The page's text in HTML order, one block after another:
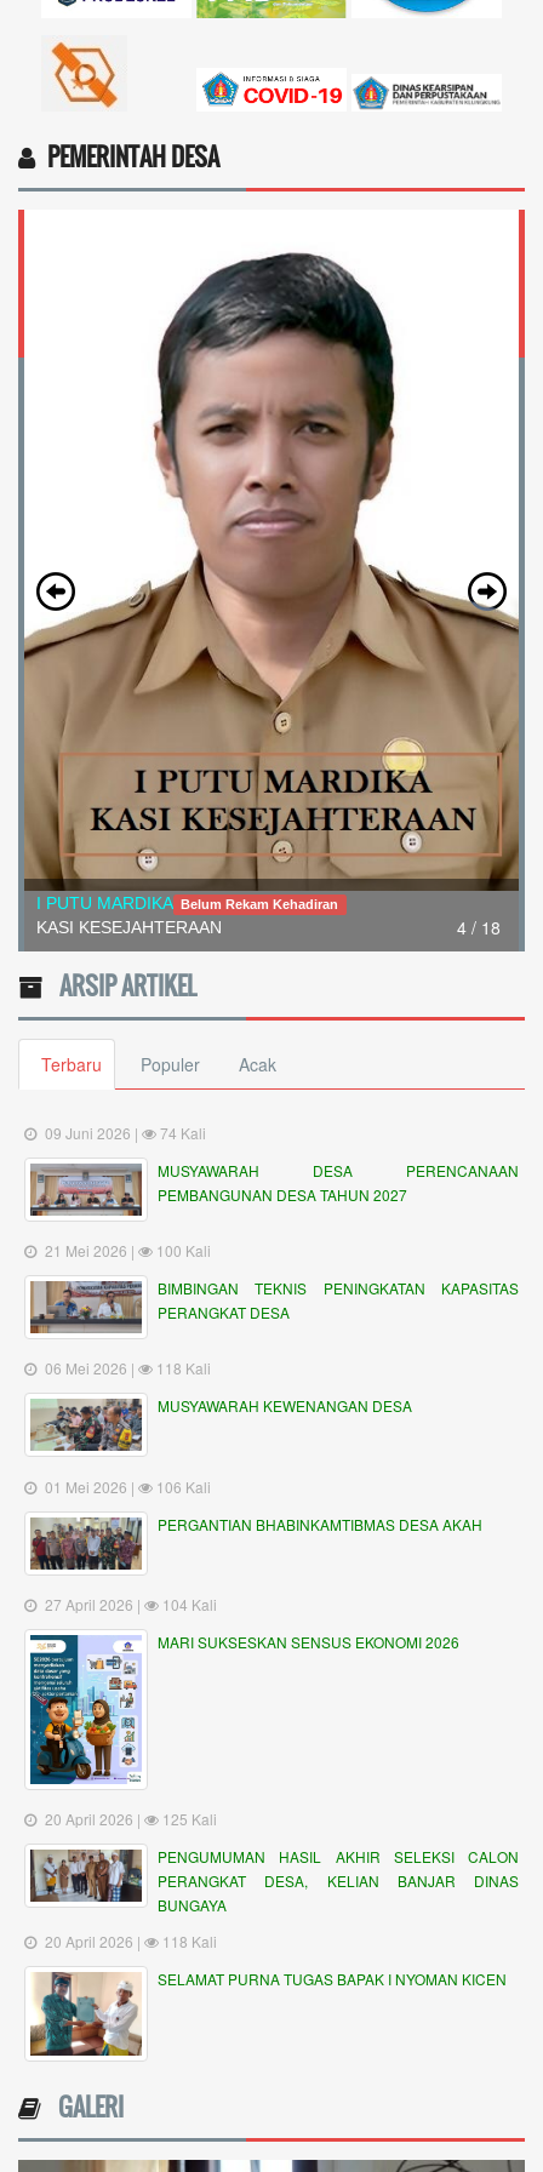
PEMERINTAH DESA
4 / 18
I PUTU MARDIKA Belum Rekam Kehadiran
KASI KESEJAHTERAAN
ARSIP ARTIKEL
Terbaru Populer Acak
09 Juni 2026 |
74 Kali
MUSYAWARAH DESA PERENCANAAN
PEMBANGUNAN DESA TAHUN 2027
21 Mei 2026 |
100 Kali
BIMBINGAN TEKNIS PENINGKATAN KAPASITAS
PERANGKAT DESA
06 Mei 2026 |
118 Kali
MUSYAWARAH KEWENANGAN DESA
01 Mei 2026 |
106 Kali
PERGANTIAN BHABINKAMTIBMAS DESA AKAH
27 April 2026 |
104 Kali
MARI SUKSESKAN SENSUS EKONOMI 2026
20 April 2026 |
125 Kali
PENGUMUMAN HASIL AKHIR SELEKSI CALON
PERANGKAT DESA, KELIAN BANJAR DINAS
BUNGAYA
20 April 2026 |
118 Kali
SELAMAT PURNA TUGAS BAPAK I NYOMAN KICEN
GALERI